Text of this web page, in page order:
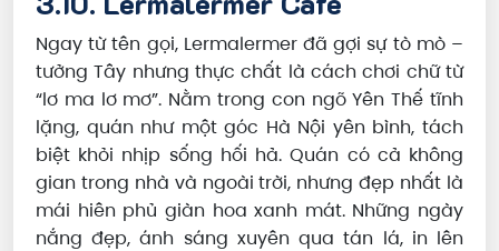
Ngay từ tên gọi, Lermalermer đã gợi sự tò mò –
tưởng Tây nhưng thực chất là cách chơi chữ từ
“lơ ma lơ mơ”. Nằm trong con ngõ Yên Thế tĩnh
lặng, quán như một góc Hà Nội yên bình, tách
biệt khỏi nhịp sống hối hả. Quán có cả không
gian trong nhà và ngoài trời, nhưng đẹp nhất là
mái hiên phủ giàn hoa xanh mát. Những ngày
nắng đẹp, ánh sáng xuyên qua tán lá, in lên